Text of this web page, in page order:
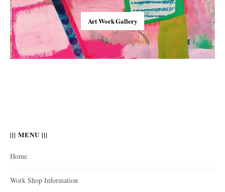
Art Work Gallery
||| MENU |||
Home
Work Shop Information